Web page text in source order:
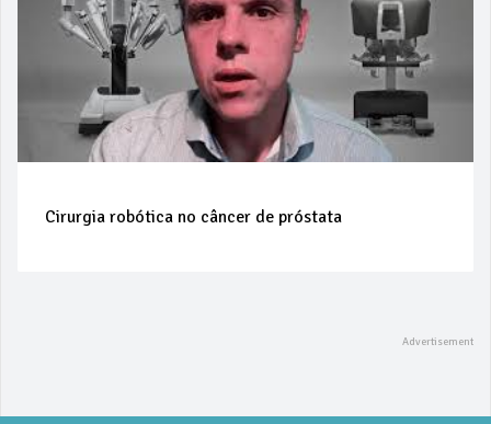
Cirurgia robótica no câncer de próstata